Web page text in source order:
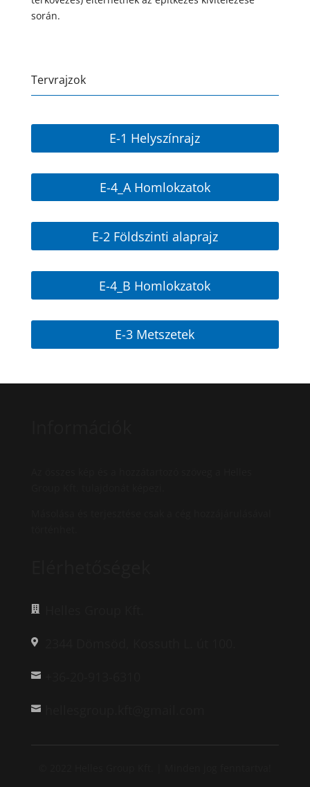
során.
Tervrajzok
E-1 Helyszínrajz
E-4_A Homlokzatok
E-2 Földszinti alaprajz
E-4_B Homlokzatok
E-3 Metszetek



